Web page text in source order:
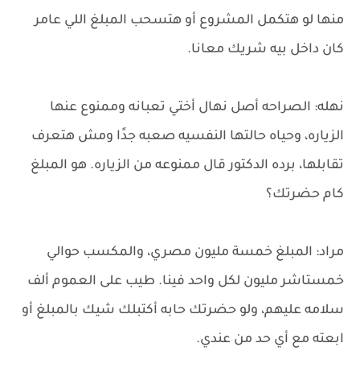
منها لو هتكمل المشروع أو هتسحب المبلغ اللي عامر
كان داخل بيه شريك معانا.
نهله: الصراحه أصل نهال أختي تعبانه وممنوع عنها
الزياره، وحياه حالتها النفسيه صعبه جدًا ومش هتعرف
تقابلها، برده الدكتور قال ممنوعه من الزياره. هو المبلغ
كام حضرتك؟
مراد: المبلغ خمسة مليون مصري، والمكسب حوالي
خمستاشر مليون لكل واحد فينا. طيب على العموم ألف
سلامه عليهم، ولو حضرتك حابه أكتبلك شيك بالمبلغ أو
ابعته مع أي حد من عندي.